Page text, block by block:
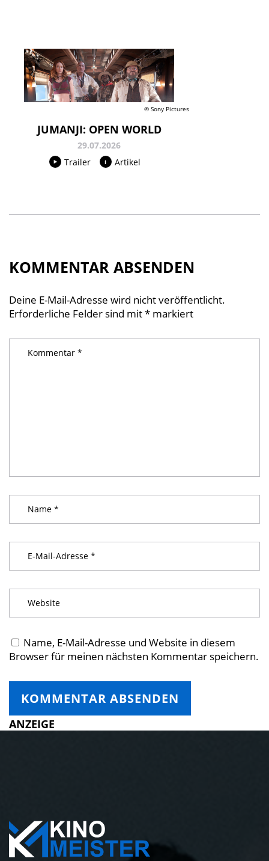
© Sony Pictures
JUMANJI: OPEN WORLD
29.07.2026
Trailer
Artikel
KOMMENTAR ABSENDEN
Deine E-Mail-Adresse wird nicht veröffentlicht.
Erforderliche Felder sind mit* markiert
Name, E-Mail-Adresse und Website in diesem
Browser für meinen nächsten Kommentar speichern.
ANZEIGE